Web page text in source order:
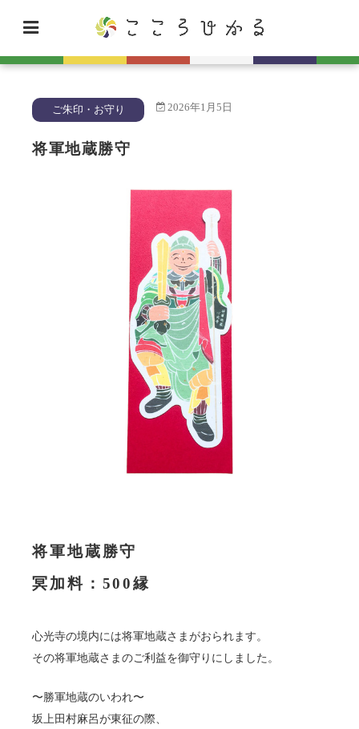
ご朱印・お守り 2026年1月5日
将軍地蔵勝守
将軍地蔵勝守
冥加料：500縁
心光寺の境内には将軍地蔵さまがおられます。
その将軍地蔵さまのご利益を御守りにしました。
〜勝軍地蔵のいわれ〜
坂上田村麻呂が東征の際、